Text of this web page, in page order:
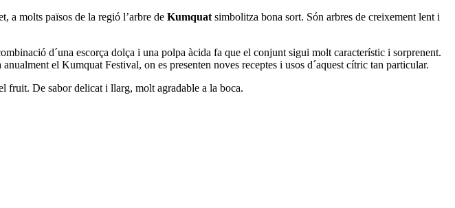
a molts països de la regió l’arbre de Kumquat simbolitza bona sort. Són arbres de creixement lent i
d´una escorça dolça i una polpa àcida fa que el conjunt sigui molt característic i sorprenent.
el Kumquat Festival, on es presenten noves receptes i usos d´aquest cítric tan particular.
fruit. De sabor delicat i llarg, molt agradable a la boca.